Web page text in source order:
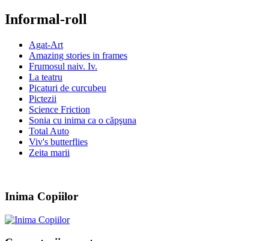
Informal-roll
Agat-Art
Amazing stories in frames
Frumosul naiv. Iv.
La teatru
Picaturi de curcubeu
Pictezii
Science Friction
Sonia cu inima ca o căpşuna
Total Auto
Viv's butterflies
Zeita marii
Inima Copiilor